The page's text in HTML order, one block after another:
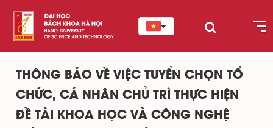
THÔNG BÁO VỀ VIỆC TUYỂN CHỌN TỔ
CHỨC, CÁ NHÂN CHỦ TRÌ THỰC HIỆN
ĐỀ TÀI KHOA HỌC VÀ CÔNG NGHỆ